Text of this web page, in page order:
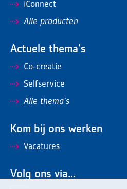
iConnect
Alle producten
Actuele thema's
Co-creatie
Selfservice
Alle thema's
Kom bij ons werken
Vacatures
Volg ons via...